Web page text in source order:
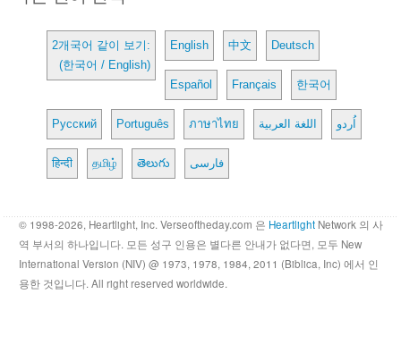
2개국어 같이 보기:
(한국어 / English)
English 中文 Deutsch
Español Français 한국어
Русский Português ภาษาไทย اللغة العربية اُردو
हिन्दी தமிழ் తెలుగు فارسی
© 1998-2026, Heartlight, Inc. Verseoftheday.com 은 Heartlight Network 의 사
역 부서의 하나입니다. 모든 성구 인용은 별다른 안내가 없다면, 모두 New
International Version (NIV) @ 1973, 1978, 1984, 2011 (Biblica, Inc) 에서 인
용한 것입니다. All right reserved worldwide.